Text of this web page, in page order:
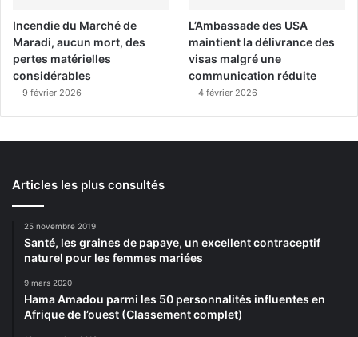
Incendie du Marché de
Maradi, aucun mort, des
pertes matérielles
considérables
9 février 2026
L’Ambassade des USA
maintient la délivrance des
visas malgré une
communication réduite
4 février 2026
Articles les plus consultés
25 novembre 2019
Santé, les graines de papaye, un excellent contraceptif
naturel pour les femmes mariées
9 mars 2020
Hama Amadou parmi les 50 personnalités influentes en
Afrique de l’ouest (Classement complet)